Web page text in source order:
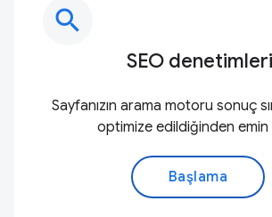
search
SEO denetimleri
Sayfanızın arama motoru sonuç
optimize edildiğinden emin
Başlama